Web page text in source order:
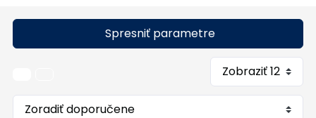
Spresniť parametre